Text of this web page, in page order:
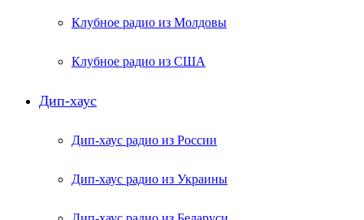
Клубное радио из Молдовы
Клубное радио из США
Дип-хаус
Дип-хаус радио из России
Дип-хаус радио из Украины